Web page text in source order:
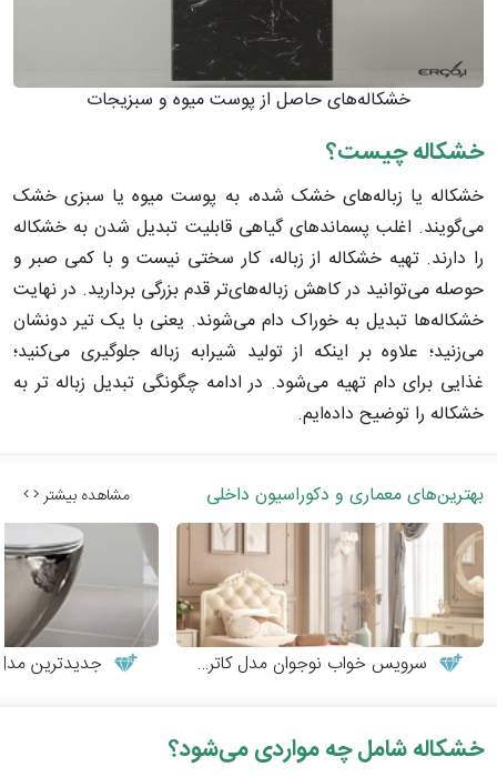
خشکاله‌های حاصل از پوست میوه و سبزیجات
خشکاله چیست؟
خشکاله یا زباله‌های خشک شده، به پوست میوه یا سبزی خشک
می‌گویند. اغلب پسماندهای گیاهی قابلیت تبدیل شدن به خشکاله
را دارند. تهیه خشکاله از زباله، کار سختی نیست و با کمی صبر و
حوصله می‌توانید در کاهش زباله‌های‌تر قدم بزرگی بردارید. در نهایت
خشکاله‌ها تبدیل به خوراک دام می‌شوند. یعنی با یک تیر دونشان
می‌زنید؛ علاوه بر اینکه از تولید شیرابه زباله جلوگیری می‌کنید؛
غذایی برای دام تهیه می‌شود. در ادامه چگونگی تبدیل زباله تر به
خشکاله را توضیح داده‌ایم.
بهترین‌های معماری و دکوراسیون داخلی مشاهده بیشتر
سرویس خواب نوجوان مدل کاترینا جدیدترین
خشکاله شامل چه مواردی می‌شود؟